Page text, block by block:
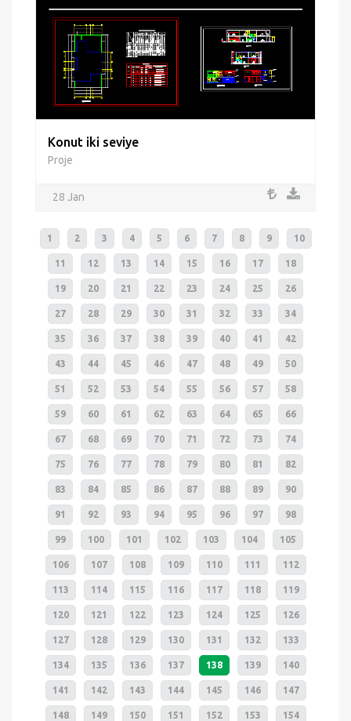
Konut iki seviye
Proje
28 Jan
1 2 3 4 5 6 7 8 9 10
11 12 13 14 15 16 17 18
19 20 21 22 23 24 25 26
27 28 29 30 31 32 33 34
35 36 37 38 39 40 41 42
43 44 45 46 47 48 49 50
51 52 53 54 55 56 57 58
59 60 61 62 63 64 65 66
67 68 69 70 71 72 73 74
75 76 77 78 79 80 81 82
83 84 85 86 87 88 89 90
91 92 93 94 95 96 97 98
99 100 101 102 103 104 105
106 107 108 109 110 111 112
113 114 115 116 117 118 119
120 121 122 123 124 125 126
127 128 129 130 131 132 133
134 135 136 137 138 139 140
141 142 143 144 145 146 147
148 149 150 151 152 153 154